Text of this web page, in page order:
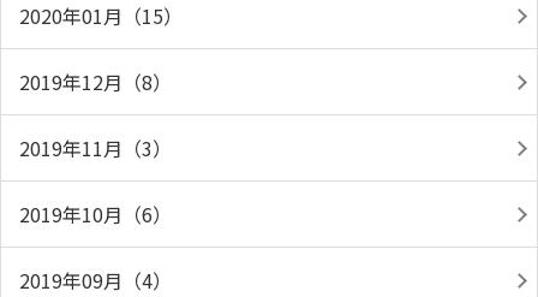
2020年01月（15）
2019年12月（8）
2019年11月（3）
2019年10月（6）
2019年09月（4）